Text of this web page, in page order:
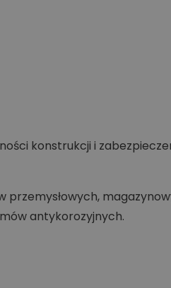
konstrukcji i
antykorozyjnych.